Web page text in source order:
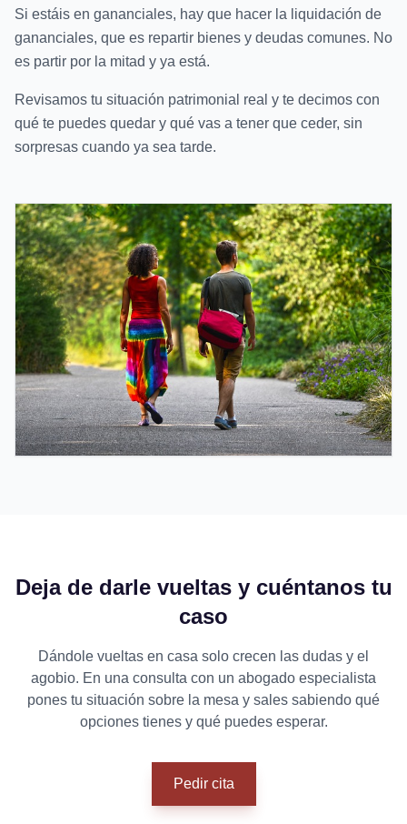
Si estáis en gananciales, hay que hacer la liquidación de
gananciales, que es repartir bienes y deudas comunes. No
es partir por la mitad y ya está.
Revisamos tu situación patrimonial real y te decimos con
qué te puedes quedar y qué vas a tener que ceder, sin
sorpresas cuando ya sea tarde.
Deja de darle vueltas y cuéntanos tu
caso
Dándole vueltas en casa solo crecen las dudas y el
agobio. En una consulta con un abogado especialista
pones tu situación sobre la mesa y sales sabiendo qué
opciones tienes y qué puedes esperar.
Pedir cita